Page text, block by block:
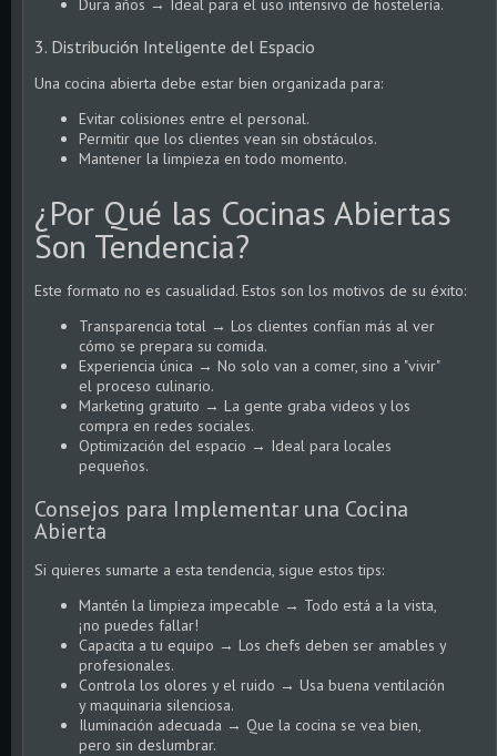
3. Distribución Inteligente del Espacio
Una cocina abierta debe estar bien organizada para:
Evitar colisiones entre el personal.
Permitir que los clientes vean sin obstáculos.
Mantener la limpieza en todo momento.
¿Por Qué las Cocinas Abiertas
Son Tendencia?
Este formato no es casualidad. Estos son los motivos de su éxito:
Transparencia total → Los clientes confían más al ver
cómo se prepara su comida.
Experiencia única → No solo van a comer, sino a "vivir"
el proceso culinario.
Marketing gratuito → La gente graba videos y los
compra en redes sociales.
Optimización del espacio → Ideal para locales
pequeños.
Consejos para Implementar una Cocina
Abierta
Si quieres sumarte a esta tendencia, sigue estos tips:
Mantén la limpieza impecable → Todo está a la vista,
¡no puedes fallar!
Capacita a tu equipo → Los chefs deben ser amables y
profesionales.
Controla los olores y el ruido → Usa buena ventilación
y maquinaria silenciosa.
Iluminación adecuada → Que la cocina se vea bien,
pero sin deslumbrar.